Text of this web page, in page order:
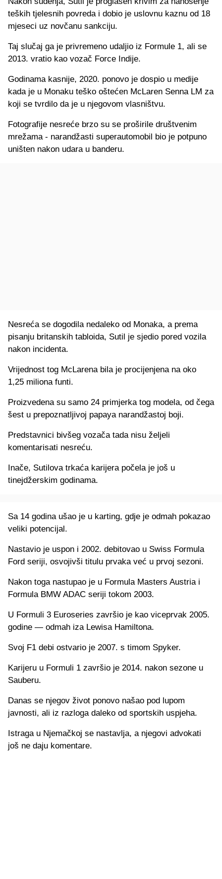
teških tjelesnih povreda i dobio je uslovnu kaznu od 18
mjeseci uz novčanu sankciju.
Taj slučaj ga je privremeno udaljio iz Formule 1, ali se
2013. vratio kao vozač Force Indije.
Godinama kasnije, 2020. ponovo je dospio u medije
kada je u Monaku teško oštećen McLaren Senna LM za
koji se tvrdilo da je u njegovom vlasništvu.
Fotografije nesreće brzo su se proširile društvenim
mrežama - narandžasti superautomobil bio je potpuno
uništen nakon udara u banderu.
Nesreća se dogodila nedaleko od Monaka, a prema
pisanju britanskih tabloida, Sutil je sjedio pored vozila
nakon incidenta.
Vrijednost tog McLarena bila je procijenjena na oko
1,25 miliona funti.
Proizvedena su samo 24 primjerka tog modela, od čega
šest u prepoznatljivoj papaya narandžastoj boji.
Predstavnici bivšeg vozača tada nisu željeli
komentarisati nesreću.
Inače, Sutilova trkaća karijera počela je još u
tinejdžerskim godinama.
Sa 14 godina ušao je u karting, gdje je odmah pokazao
veliki potencijal.
Nastavio je uspon i 2002. debitovao u Swiss Formula
Ford seriji, osvojivši titulu prvaka već u prvoj sezoni.
Nakon toga nastupao je u Formula Masters Austria i
Formula BMW ADAC seriji tokom 2003.
U Formuli 3 Euroseries završio je kao viceprvak 2005.
godine — odmah iza Lewisa Hamiltona.
Svoj F1 debi ostvario je 2007. s timom Spyker.
Karijeru u Formuli 1 završio je 2014. nakon sezone u
Sauberu.
Danas se njegov život ponovo našao pod lupom
javnosti, ali iz razloga daleko od sportskih uspjeha.
Istraga u Njemačkoj se nastavlja, a njegovi advokati
još ne daju komentare.